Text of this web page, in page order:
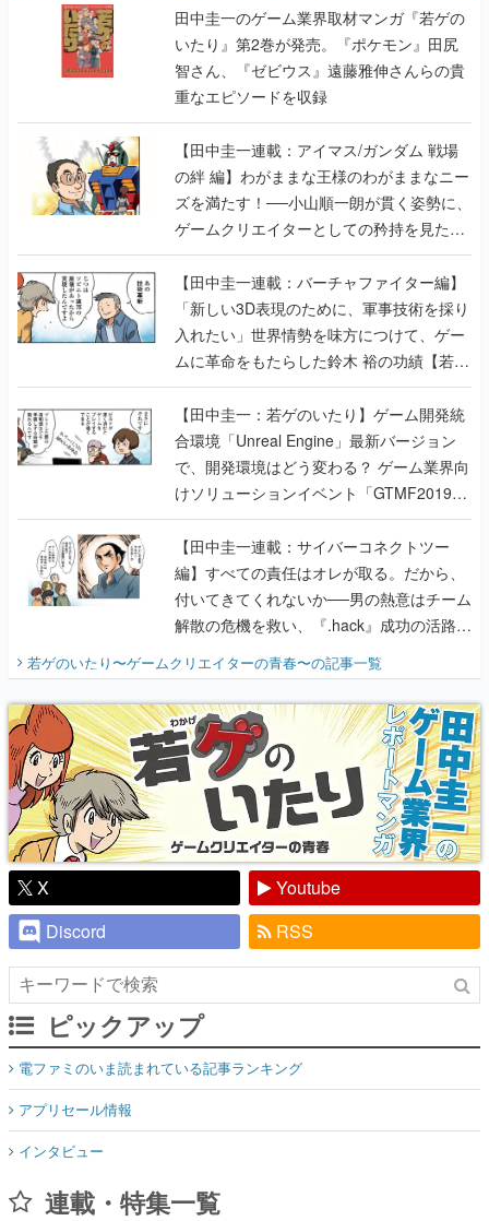
田中圭一のゲーム業界取材マンガ『若ゲの
いたり』第2巻が発売。『ポケモン』田尻
智さん、『ゼビウス』遠藤雅伸さんらの貴
重なエピソードを収録
【田中圭一連載：アイマス/ガンダム 戦場
の絆 編】わがままな王様のわがままなニー
ズを満たす！──小山順一朗が貫く姿勢に、
ゲームクリエイターとしての矜持を見た
【若ゲのいたり最終回】
【田中圭一連載：バーチャファイター編】
「新しい3D表現のために、軍事技術を採り
入れたい」世界情勢を味方につけて、ゲー
ムに革命をもたらした鈴木 裕の功績【若ゲ
のいたり】
【田中圭一：若ゲのいたり】ゲーム開発統
合環境「Unreal Engine」最新バージョン
で、開発環境はどう変わる？ ゲーム業界向
けソリューションイベント「GTMF2019」
に行って、より理解を深めよう【PR】
【田中圭一連載：サイバーコネクトツー
編】すべての責任はオレが取る。だから、
付いてきてくれないか──男の熱意はチーム
解散の危機を救い、『.hack』成功の活路を
『少年ジャンプ』色だった【若ゲのいた
り】
若ゲのいたり〜ゲームクリエイターの青春〜の記事一覧
X
Youtube
Discord
RSS
ピックアップ
電ファミのいま読まれている記事ランキング
アプリセール情報
インタビュー
連載・特集一覧